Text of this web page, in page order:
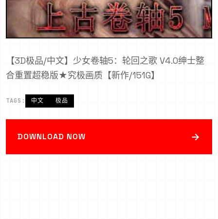
【3D极品/中文】少女卷轴5：轮回之歌 V4.0绅士整
合重置超稳版★究极画质【新作/151G】
TAGS: 中文 极品
DOWNLOAD NOW →